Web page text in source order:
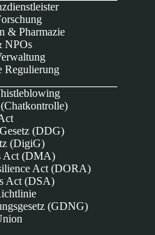
& Pharmazie
NPOs
Regulierung
(DDG)
(DigiG)
Act (DMA)
Act (DORA)
Act (DSA)
(GDNG)